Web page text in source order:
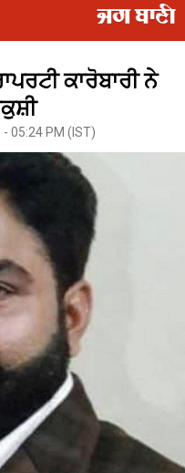
ਕਾਰੋਬਾਰੀ ਨੇ
05:24 PM (IST)